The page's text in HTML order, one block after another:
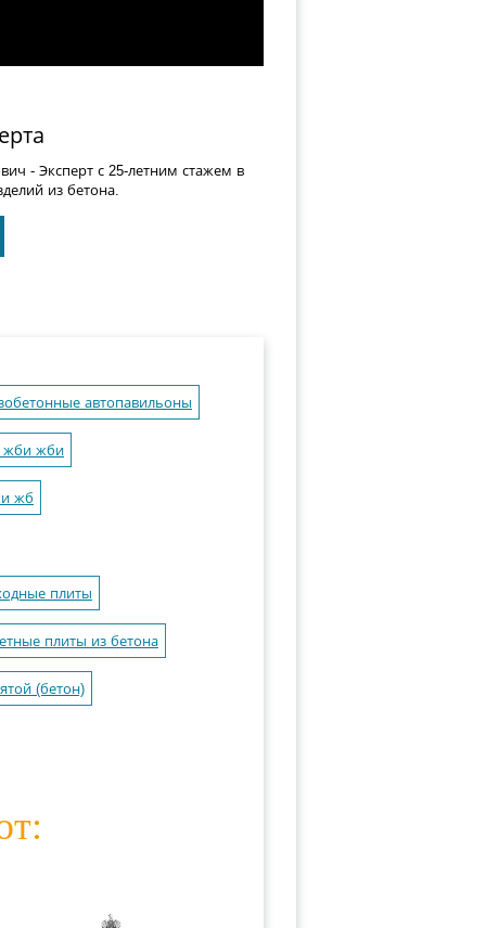
- Эксперт с 25-летним стажем в
из бетона.
автопавильоны
жби жби
жб
плиты
плиты из бетона
(бетон)